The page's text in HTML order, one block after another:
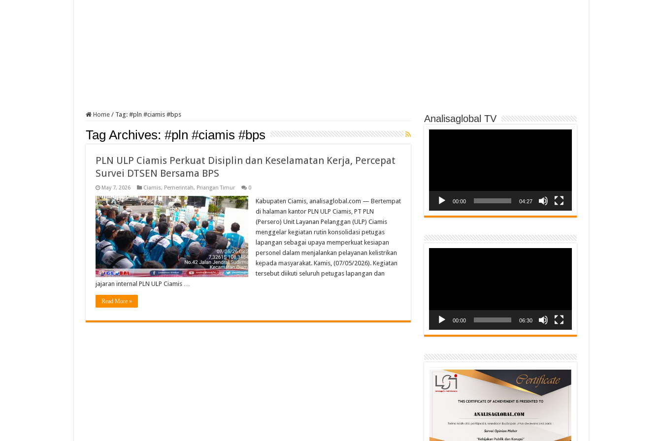
Home / Tag: #pln #ciamis #bps
Tag Archives: #pln #ciamis #bps
PLN ULP Ciamis Perkuat Disiplin dan Keselamatan Kerja, Percepat
Survei DTSEN Bersama BPS
May 7, 2026 Ciamis, Pemerintah, Priangan Timur 0
Kabupaten Ciamis, analisaglobal.com — Bertempat
di halaman kantor PLN ULP Ciamis, PT PLN
(Persero) Unit Layanan Pelanggan (ULP) Ciamis
menggelar kegiatan rutin konsolidasi petugas
lapangan sebagai upaya memperkuat kesiapan
personel dalam menjalankan pelayanan kelistrikan
kepada masyarakat. Kamis, (07/05/2026). Kegiatan
tersebut diikuti seluruh petugas lapangan dan
jajaran internal PLN ULP Ciamis …
Read More »
Analisaglobal TV
00:00 04:27
00:00 06:30